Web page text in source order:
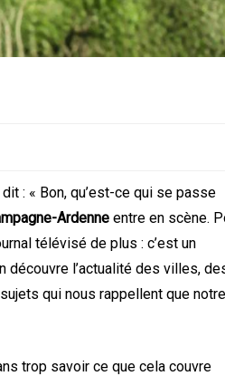
: « Bon, qu’est-ce qui se passe
Ardenne entre en scène.
télévisé de plus : c’est un
découvre l’actualité des villes,
qui nous rappellent que notre
trop savoir ce que cela couvre
août 2026 0